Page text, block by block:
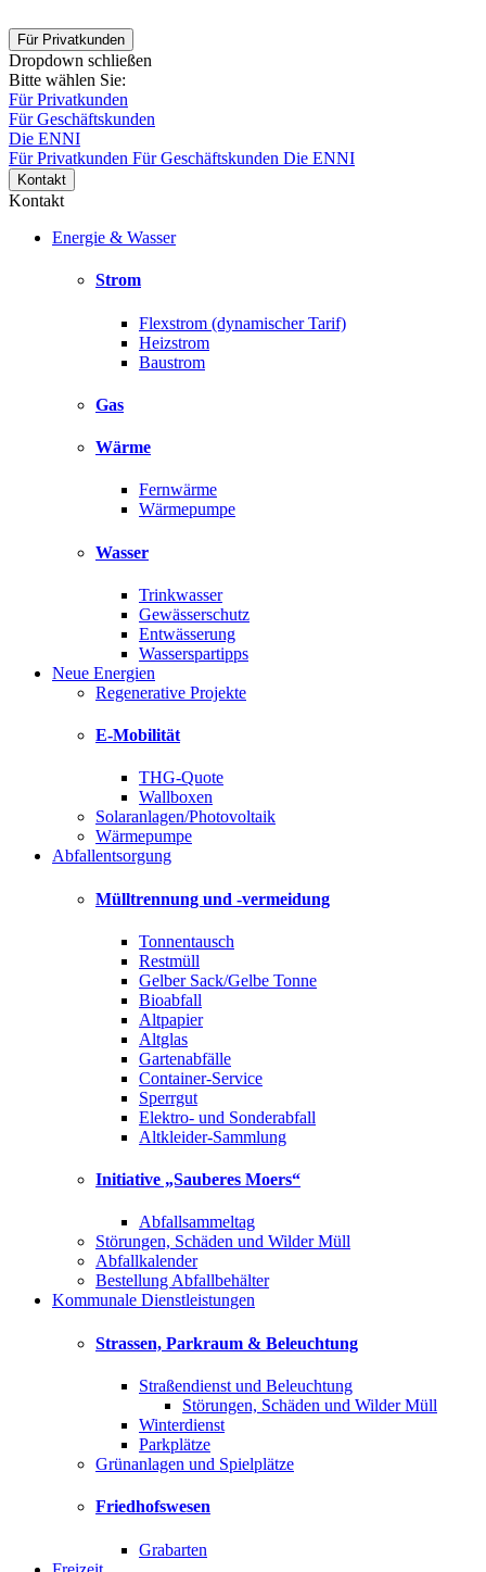
Für Privatkunden
Dropdown schließen
Bitte wählen Sie:
Für Privatkunden
Für Geschäftskunden
Die ENNI
Für Privatkunden Für Geschäftskunden Die ENNI
Kontakt
Kontakt
Energie & Wasser
Strom
Flexstrom (dynamischer Tarif)
Heizstrom
Baustrom
Gas
Wärme
Fernwärme
Wärmepumpe
Wasser
Trinkwasser
Gewässerschutz
Entwässerung
Wasserspartipps
Neue Energien
Regenerative Projekte
E-Mobilität
THG-Quote
Wallboxen
Solaranlagen/Photovoltaik
Wärmepumpe
Abfallentsorgung
Mülltrennung und -vermeidung
Tonnentausch
Restmüll
Gelber Sack/Gelbe Tonne
Bioabfall
Altpapier
Altglas
Gartenabfälle
Container-Service
Sperrgut
Elektro- und Sonderabfall
Altkleider-Sammlung
Initiative „Sauberes Moers“
Abfallsammeltag
Störungen, Schäden und Wilder Müll
Abfallkalender
Bestellung Abfallbehälter
Kommunale Dienstleistungen
Strassen, Parkraum & Beleuchtung
Straßendienst und Beleuchtung
Störungen, Schäden und Wilder Müll
Winterdienst
Parkplätze
Grünanlagen und Spielplätze
Friedhofswesen
Grabarten